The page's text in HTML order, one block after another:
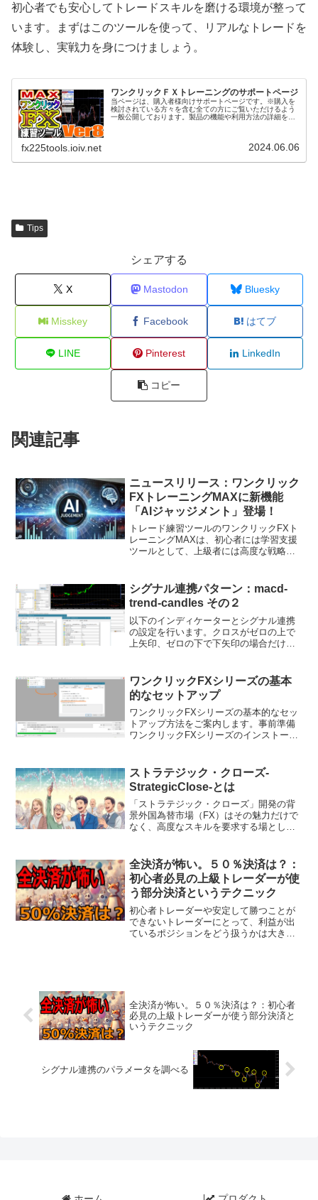
初心者でも安心してトレードスキルを磨ける環境が整って
います。まずはこのツールを使って、リアルなトレードを
体験し、実戦力を身につけましょう。
ワンクリックＦＸトレーニングのサポートページ
当ページは、購入者様向けサポートページです。※購入を
検討されている方々を含む全ての方にご覧いただけるよう
一般公開しております。製品の機能や利用方法の詳細をご
fx225tools.ioiv.net 2024.06.06
Tips
シェアする
X Mastodon Bluesky
Misskey Facebook はてブ
LINE Pinterest LinkedIn
コピー
関連記事
ニュースリリース：ワンクリック
FXトレーニングMAXに新機能
「AIジャッジメント」登場！
トレード練習ツールのワンクリックFXト
レーニングMAXは、初心者には学習支援
ツールとして、上級者には高度な戦略構
この革新的な機能により、トレード結果
の分析や改善点がこ...
シグナル連携パターン：macd-
trend-candles その２
以下のインディケーターとシグナル連携
の設定を行います。クロスがゼロの上で
上矢印、ゼロの下で下矢印の場合だけ、
の場合だけ矢印を表示します。決済に
は、...
ワンクリックFXシリーズの基本
的なセットアップ
ワンクリックFXシリーズの基本的なセッ
トアップ方法をご案内します。事前準備
ワンクリックFXシリーズのインストール
望のMT4/5をインストールしてくださ
い。汎用的に動...
ストラテジック・クローズ-
StrategicClose-とは
「ストラテジック・クローズ」開発の背
景外国為替市場（FX）はその魅力だけで
なく、高度なスキルを要求する場として
スキルの差です。初心者トレーダーは、
決済指値や決済逆指値で...
全決済が怖い。５０％決済は？：
初心者必見の上級トレーダーが使
う部分決済というテクニック
初心者トレーダーや安定して勝つことが
できないトレーダーにとって、利益が出
ているポジションをどう扱うかは大きな
全決済が怖い。５０％決済は？：初心者
必見の上級トレーダーが使う部分決済と
いうテクニック
シグナル連携のパラメータを調べる